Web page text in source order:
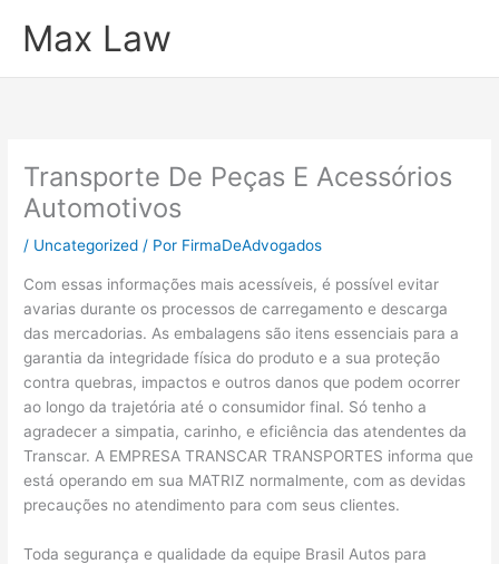
paraMax Law
Transporte De Peças E Acessórios
Automotivos
/ Uncategorized / Por FirmaDeAdvogados
Com essas informações mais acessíveis, é possível evitar
avarias durante os processos de carregamento e descarga
das mercadorias. As embalagens são itens essenciais para a
garantia da integridade física do produto e a sua proteção
contra quebras, impactos e outros danos que podem ocorrer
ao longo da trajetória até o consumidor final. Só tenho a
agradecer a simpatia, carinho, e eficiência das atendentes da
Transcar. A EMPRESA TRANSCAR TRANSPORTES informa que
está operando em sua MATRIZ normalmente, com as devidas
precauções no atendimento para com seus clientes.
Toda segurança e qualidade da equipe Brasil Autos para